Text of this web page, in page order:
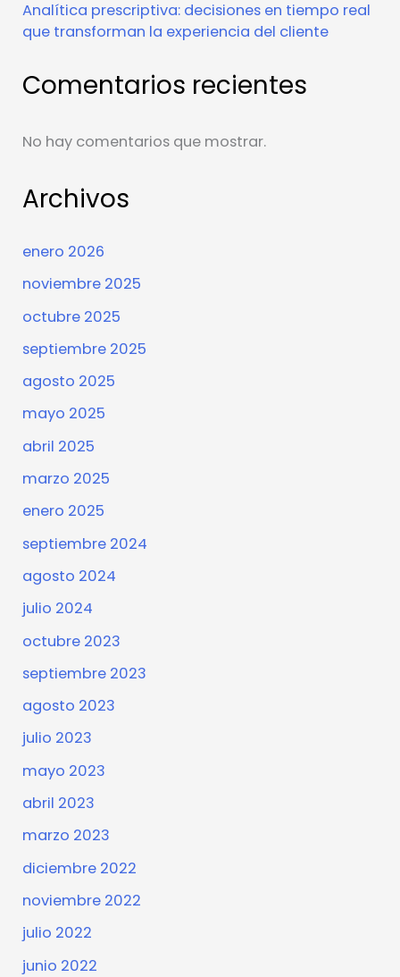
Analítica prescriptiva: decisiones en tiempo real
que transforman la experiencia del cliente
Comentarios recientes
No hay comentarios que mostrar.
Archivos
enero 2026
noviembre 2025
octubre 2025
septiembre 2025
agosto 2025
mayo 2025
abril 2025
marzo 2025
enero 2025
septiembre 2024
agosto 2024
julio 2024
octubre 2023
septiembre 2023
agosto 2023
julio 2023
mayo 2023
abril 2023
marzo 2023
diciembre 2022
noviembre 2022
julio 2022
junio 2022